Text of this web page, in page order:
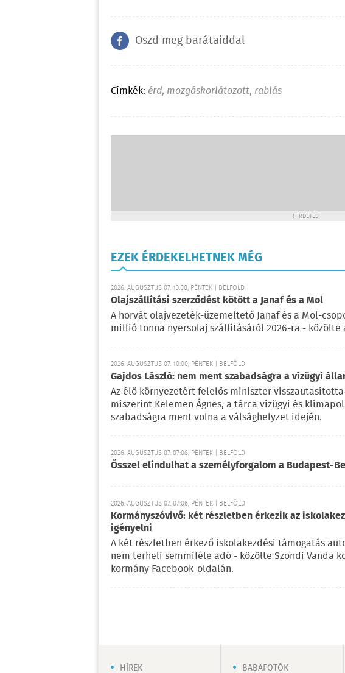
Oszd meg barátaiddal
Címkék: érd, mozgáskorlátozott, rablás
HIRDETÉS
EZEK ÉRDEKELHETNEK MÉG
2026. AUGUSZTUS 07. 13:00, PÉNTEK | BELFÖLD
Olajszállítási szerződést kötött a Janaf és a Mol
A horvát olajvezeték-üzemeltető Janaf és a Mol-
millió tonna nyersolaj szállításáról 2026-ra - közölte
2026. AUGUSZTUS 07. 10:00, PÉNTEK | BELFÖLD
Gajdos László: nem ment szabadságra a vízügyi
Az élő környezetért felelős miniszter
miszerint Kelemen Ágnes, a tárca vízügyi és
szabadságra ment volna a válsághelyzet idején.
2026. AUGUSZTUS 07. 07:08, PÉNTEK | BELFÖLD
Ősszel elindulhat a személyforgalom a Budapest-
2026. AUGUSZTUS 07. 07:06, PÉNTEK | BELFÖLD
Kormányszóvivő: két részletben érkezik az
igényelni
A két részletben érkező iskolakezdési támogatás
nem terheli semmiféle adó - közölte Szondi Vanda
kormány Facebook-oldalán.
HÍREK BABAFOTÓK